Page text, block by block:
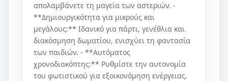
απολαμβάνετε τη μαγεία των αστεριών. -
**Δημιουργικότητα για μικρούς και
μεγάλους:** Ιδανικό για πάρτι, γενέθλια και
διακόσμηση δωματίου, ενισχύει τη φαντασία
των παιδιών. - **Αυτόματος
χρονοδιακόπτης:** Ρυθμίστε την αυτονομία
του φωτιστικού για εξοικονόμηση ενέργειας.